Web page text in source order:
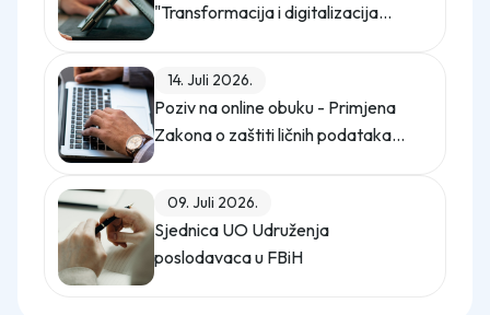
"Transformacija i digitalizacija
14. Juli 2026.
Poziv na online obuku - Primjena
Zakona o zaštiti ličnih podataka
09. Juli 2026.
Sjednica UO Udruženja
poslodavaca u FBiH